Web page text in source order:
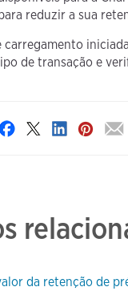
reduzir a sua
carregamento
de transação e
da retenção de